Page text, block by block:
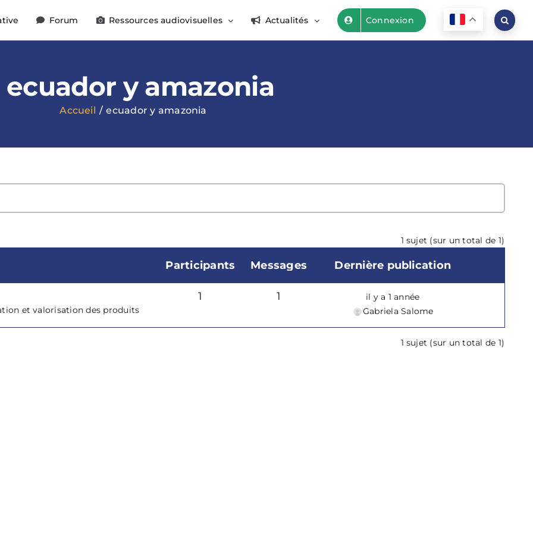
Forum Ressources audiovisuelles Actualités Connexion
ecuador y amazonia
Accueil ecuador y amazonia
1 sujet (sur un total de 1)
Participants Messages Dernière publication
et valorisation des produits
1 1
il y a 1 année
Gabriela Salome
1 sujet (sur un total de 1)